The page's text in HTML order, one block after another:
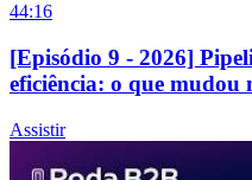
44:16
[Episódio 9 - 2026]
eficiência: o que mudou
Assistir